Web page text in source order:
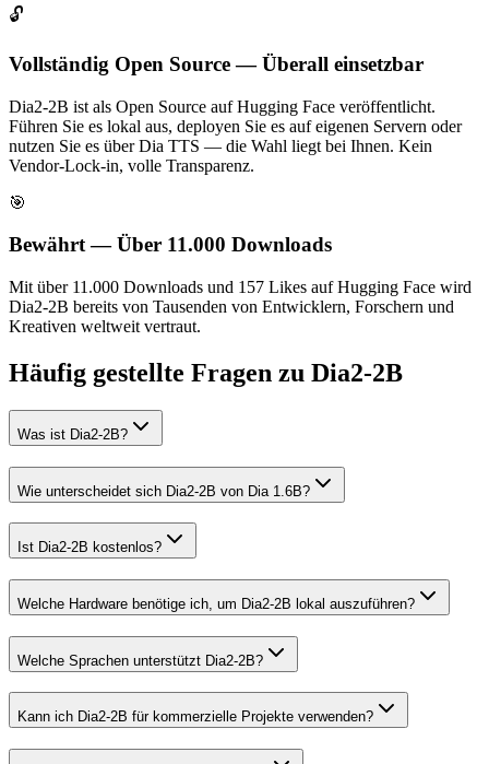
🔓
Vollständig Open Source — Überall einsetzbar
Dia2-2B ist als Open Source auf Hugging Face veröffentlicht.
Führen Sie es lokal aus, deployen Sie es auf eigenen Servern oder
nutzen Sie es über Dia TTS — die Wahl liegt bei Ihnen. Kein
Vendor-Lock-in, volle Transparenz.
🎯
Bewährt — Über 11.000 Downloads
Mit über 11.000 Downloads und 157 Likes auf Hugging Face wird
Dia2-2B bereits von Tausenden von Entwicklern, Forschern und
Kreativen weltweit vertraut.
Häufig gestellte Fragen zu Dia2-2B
Was ist Dia2-2B?
Wie unterscheidet sich Dia2-2B von Dia 1.6B?
Ist Dia2-2B kostenlos?
Welche Hardware benötige ich, um Dia2-2B lokal auszuführen?
Welche Sprachen unterstützt Dia2-2B?
Kann ich Dia2-2B für kommerzielle Projekte verwenden?